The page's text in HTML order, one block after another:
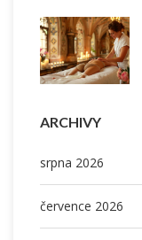
ARCHIVY
srpna 2026
července 2026